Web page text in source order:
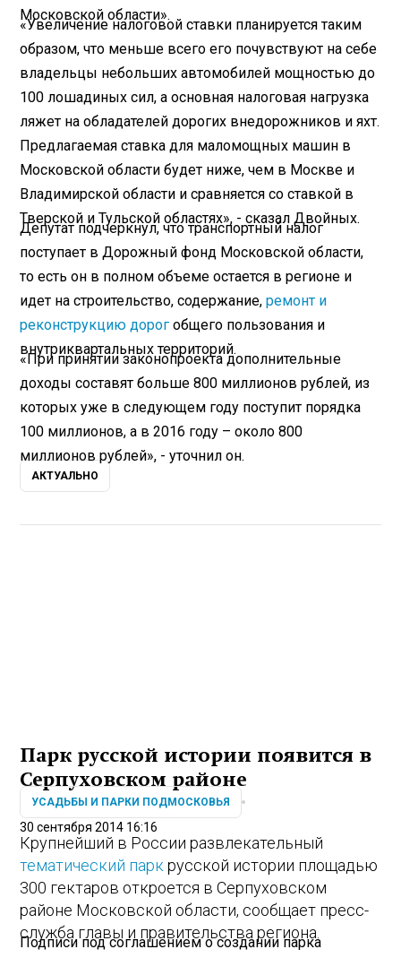
Московской области».
«Увеличение налоговой ставки планируется таким
образом, что меньше всего его почувствуют на себе
владельцы небольших автомобилей мощностью до
100 лошадиных сил, а основная налоговая нагрузка
ляжет на обладателей дорогих внедорожников и яхт.
Предлагаемая ставка для маломощных машин в
Московской области будет ниже, чем в Москве и
Владимирской области и сравняется со ставкой в
Тверской и Тульской областях», - сказал Двойных.
Депутат подчеркнул, что транспортный налог
поступает в Дорожный фонд Московской области,
то есть он в полном объеме остается в регионе и
идет на строительство, содержание,ремонт и
реконструкцию дорог общего пользования и
внутриквартальных территорий.
«При принятии законопроекта дополнительные
доходы составят больше 800 миллионов рублей, из
которых уже в следующем году поступит порядка
100 миллионов, а в 2016 году – около 800
миллионов рублей», - уточнил он.
АКТУАЛЬНО
Парк русской истории появится в
Серпуховском районе
УСАДЬБЫ И ПАРКИ ПОДМОСКОВЬЯ
30 сентября 2014 16:16
Крупнейший в России развлекательный
тематический парк русской истории площадью
300 гектаров откроется в Серпуховском
районе Московской области, сообщает пресс-
служба главы и правительства региона.
Подписи под соглашением о создании парка